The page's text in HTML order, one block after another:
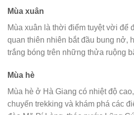
Mùa xuân
Mùa xuân là thời điểm tuyệt vời để
quan thiên nhiên bắt đầu bung nở,
trắng bóng trên những thửa ruộng
Mùa hè
Mùa hè ở Hà Giang có nhiệt độ
chuyến trekking và khám phá các